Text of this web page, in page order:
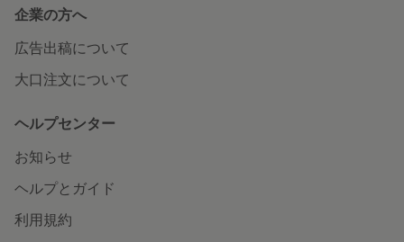
企業の方へ
広告出稿について
大口注文について
ヘルプセンター
お知らせ
ヘルプとガイド
利用規約